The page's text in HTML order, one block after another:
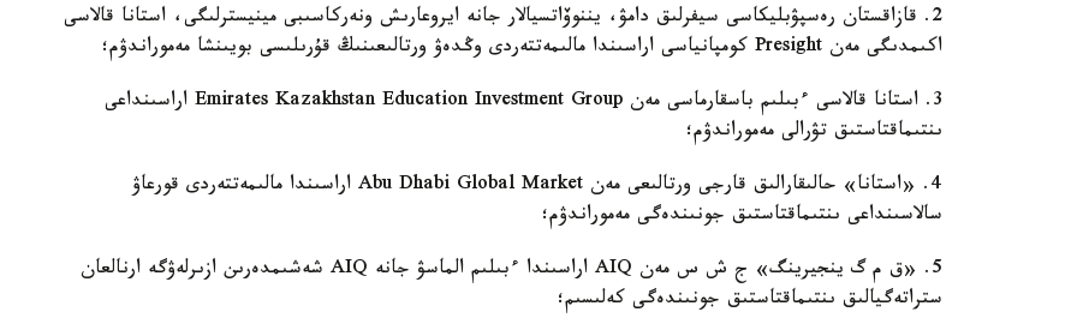
2. قازاقستان رەسپۋبليكاسى سيفرلىق دامۋ، يننوۆاتسيالار جانە ايروعارىش ونەركاسىبى مينيسترلىگى، استانا قالاسى
اكىمدىگى مەن Presight كومپانياسى اراسىندا مالىمەتتەردى وڭدەۋ ورتالىعىنىڭ قۇرىلىسى بويىنشا مەموراندۋم؛
3. استانا قالاسى ءبىلىم باسقارماسى مەن Emirates Kazakhstan Education Investment Group اراسىنداعى
ىنتىماقتاستىق تۋرالى مەموراندۋم؛
4. «استانا» حالىقارالىق قارجى ورتالىعى مەن Abu Dhabi Global Market اراسىندا مالىمەتتەردى قورعاۋ
سالاسىنداعى ىنتىماقتاستىق جونىندەگى مەموراندۋم؛
5. «ق م گ ينجيرينگ» ج ش س مەن AIQ اراسىندا ءبىلىم الماسۋ جانە AIQ شەشىمدەرىن ازىرلەۋگە ارنالعان
ستراتەگيالىق ىنتىماقتاستىق جونىندەگى كەلىسىم؛